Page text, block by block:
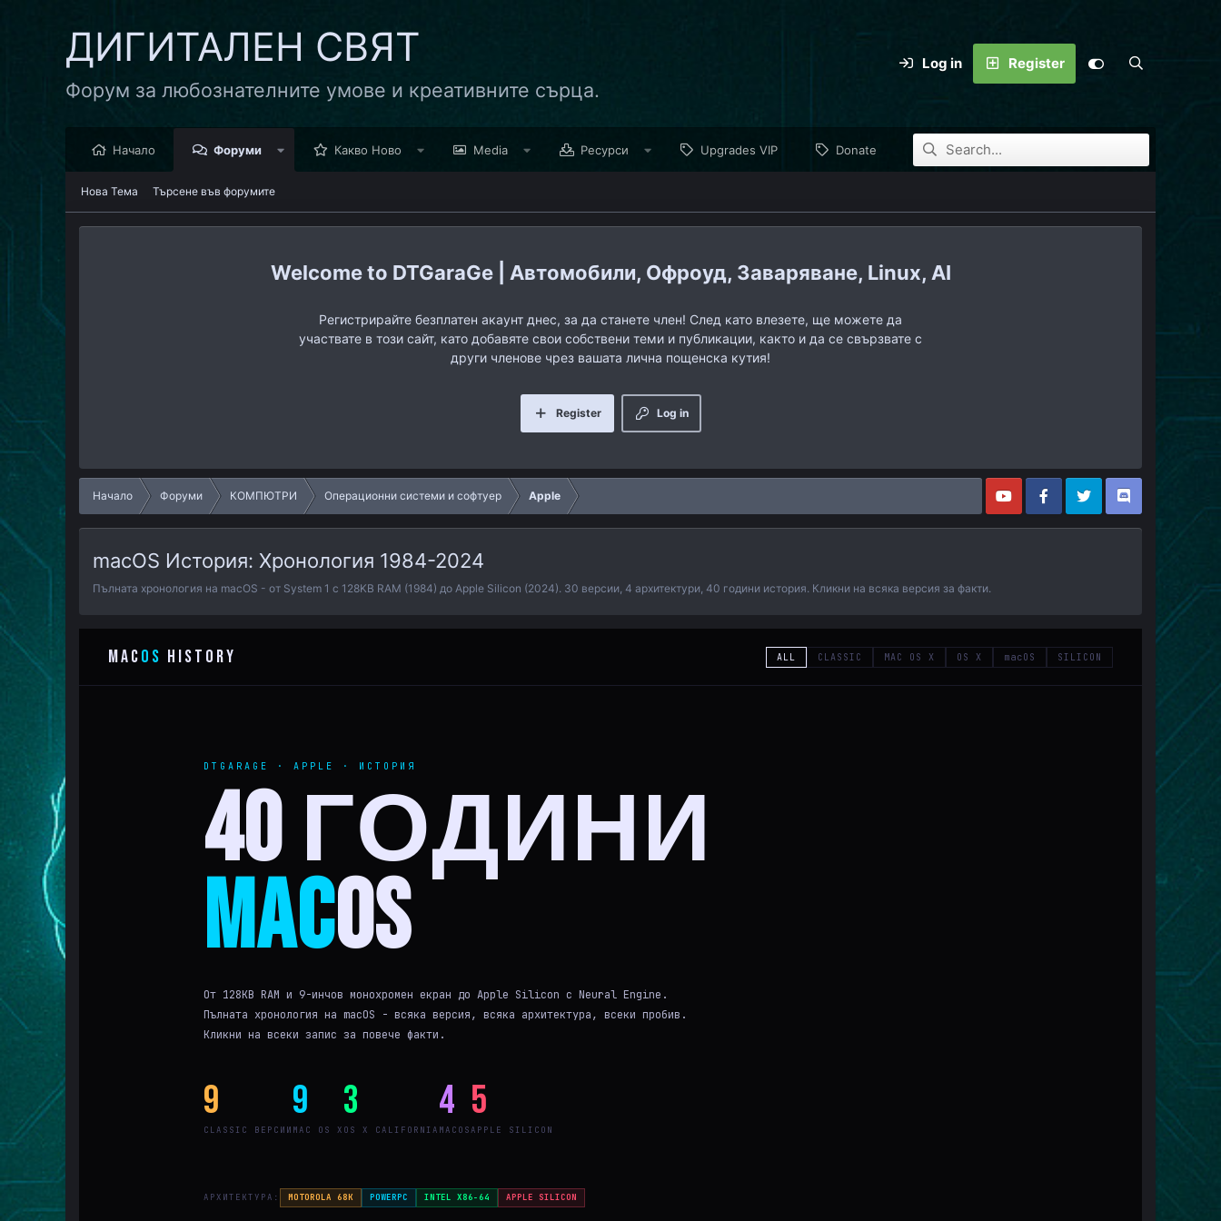
ДИГИТАЛЕН СВЯТ
Форум за любознателните умове и креативните сърца.
Log in Register
Начало Форуми Какво Ново Media Ресурси Upgrades VIP Donate
Нова Тема Търсене във форумите
DTGaraGe | Автомобили, Офроуд, Заваряване, Linux, AI
Регистрирайте безплатен акаунт днес, за да станете член! След като влезете, ще можете да
участвате в този сайт, като добавяте свои собствени теми и публикации, както и да се свързвате с
други членове чрез вашата лична пощенска кутия!
Log in
Register
Начало Форуми КОМПЮТРИ Операционни системи и софтуер Apple
macOS История: Хронология 1984-2024
Пълната хронология на macOS - от System 1 с 128KB RAM (1984) до Apple Silicon (2024). 30 версии, 4 архитектури, 40 години история. Кликни на всяка версия за факти.